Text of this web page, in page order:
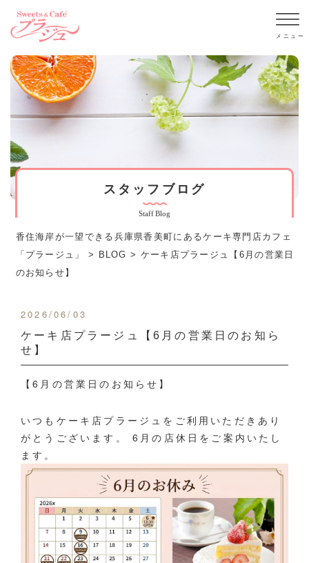
スタッフブログ
Staff Blog
香住海岸が一望できる兵庫県香美町にあるケーキ専門店カフェ
「プラージュ」
> BLOG > ケーキ店プラージュ【6月の営業日
のお知らせ】
2026/06/03
ケーキ店プラージュ【6月の営業日のお知ら
せ】
【6月の営業日のお知らせ】
いつもケーキ店プラージュをご利用いただきあり
がとうございます。 6月の店休日をご案内いたし
ます。